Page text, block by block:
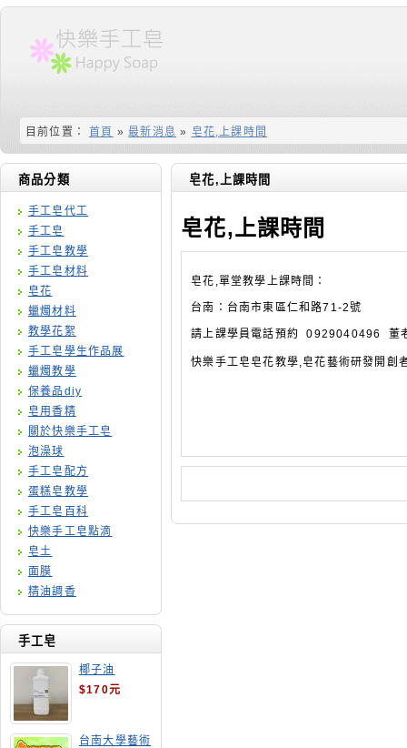
目前位置： 首頁 »最新消息 » 皂花,上課時間
商品分類
手工皂代工
手工皂
手工皂教學
手工皂材料
皂花
蠟燭材料
教學花絮
手工皂學生作品展
蠟燭教學
保養品diy
皂用香精
關於快樂手工皂
泡澡球
手工皂配方
蛋糕皂教學
手工皂百科
快樂手工皂點滴
皂土
面膜
精油調香
手工皂
椰子油
$170元
台南大學藝術
皂花,上課時間
皂花,上課時間
皂花,單堂教學上課時間：
台南：台南市東區仁和路71-2號
請上課學員電話預約 0929040496 董
快樂手工皂皂花教學,皂花藝術研發開創